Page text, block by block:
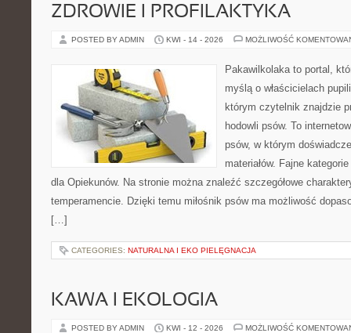
ZDROWIE I PROFILAKTYKA
POSTED BY ADMIN KWI - 14 - 2026 MOŻLIWOŚĆ
Pakawilkolaka to portal,
myślą o właścicielach
którym czytelnik znajdzie
hodowli psów. To
psów, w którym
materiałów. Fajne
dla Opiekunów. Na stronie można znaleźć szczegółowe
temperamencie. Dzięki temu miłośnik psów ma możliwość
[…]
CATEGORIES: NATURALNA I EKO PIELĘGNACJA
KAWA I EKOLOGIA
POSTED BY ADMIN KWI - 12 - 2026 MOŻLIWOŚĆ